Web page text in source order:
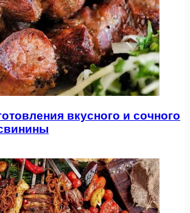
вкусного и сочного